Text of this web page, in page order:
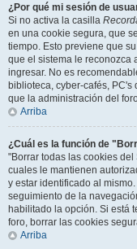
¿Por qué mi sesión de
Si no activa la casilla
en una cookie segura, que
tiempo. Esto previene que
que el sistema le reconozca
ingresar. No es
biblioteca, cyber-cafés,
que la administración del
Arriba
¿Cuál es la función de
"Borrar todas las cookies
cuales le mantienen
y estar identificado al
seguimiento de la
habilitado la opción. Si está
foro, borrar las cookies
Arriba